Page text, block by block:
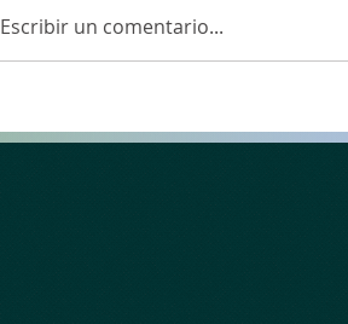
Escribir un comentario...